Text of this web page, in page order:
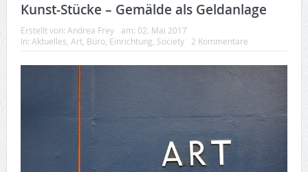
Kunst-Stücke – Gemälde als Geldanlage
Erstellt von: Andrea Frey am: 02. Mai 2017
In: Aktuelles Art, Büro, Einrichtung Society 2 Kommentare